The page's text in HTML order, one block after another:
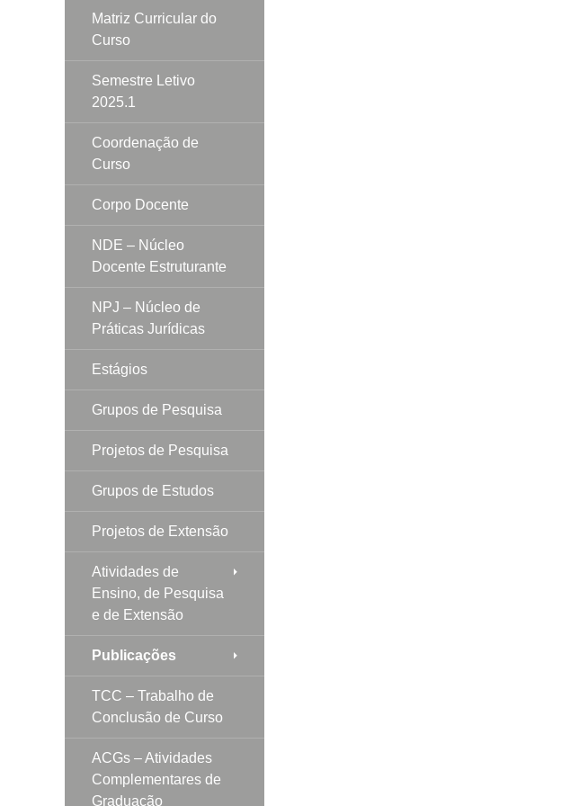
Matriz Curricular do
Curso
Semestre Letivo
2025.1
Coordenação de
Curso
Corpo Docente
NDE – Núcleo
Docente Estruturante
NPJ – Núcleo de
Práticas Jurídicas
Estágios
Grupos de Pesquisa
Projetos de Pesquisa
Grupos de Estudos
Projetos de Extensão
Atividades de
Ensino, de Pesquisa
e de Extensão
Publicações
TCC – Trabalho de
Conclusão de Curso
ACGs – Atividades
Complementares de
Graduação